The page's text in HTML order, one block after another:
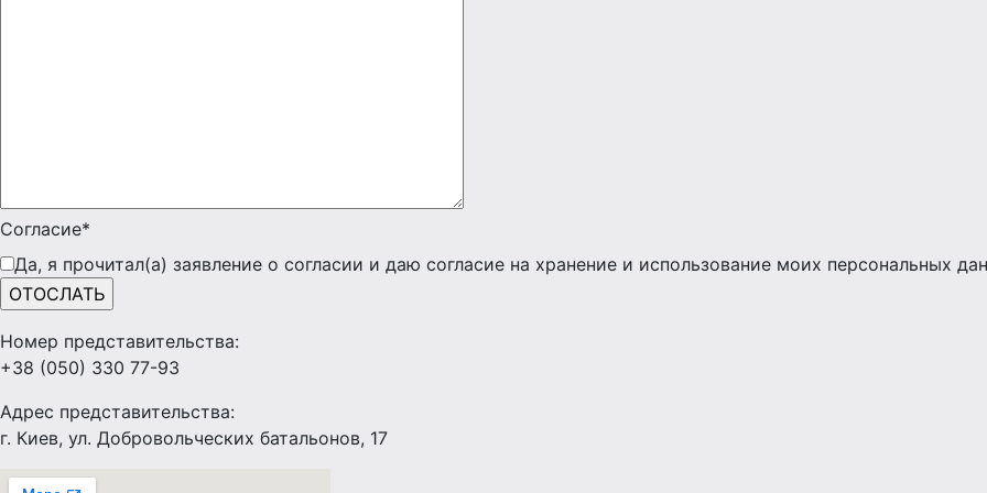
Согласие*
Да, я прочитал(а) заявление о согласии и даю согласие на хранение и использование моих персональных
Номер представительства:
+38 (050) 330 77-93
Адрес представительства:
г. Киев, ул. Добровольческих батальонов, 17